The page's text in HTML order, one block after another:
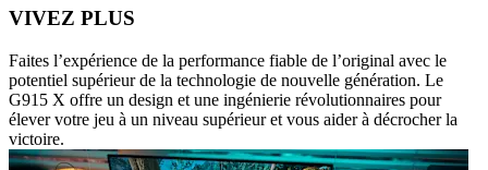
VIVEZ PLUS
Faites l’expérience de la performance fiable de l’original avec le
potentiel supérieur de la technologie de nouvelle génération. Le
G915 X offre un design et une ingénierie révolutionnaires pour
élever votre jeu à un niveau supérieur et vous aider à décrocher la
victoire.